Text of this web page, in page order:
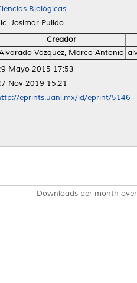
Biológicas
Josimar Pulido
Creador
Vázquez, Marco Antonio
Mayo 2015 17:53
Nov 2019 15:21
eprints.uanl.mx/id/eprint/5146
Downloads per month